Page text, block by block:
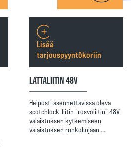
LATTALIITIN 48V
Helposti asennettavissa oleva
scotchlock-liitin "rosvoliitin" 48V
valaistuksen kytkemiseen
valaistuksen runkolinjaan.…
Lisää
tarjouspyyntökoriin